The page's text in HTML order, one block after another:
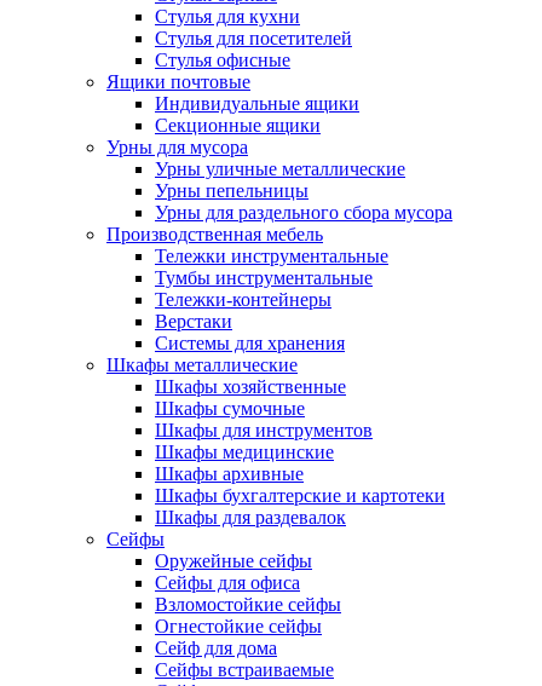
Стулья для кухни
Стулья для посетителей
Стулья офисные
Ящики почтовые
Индивидуальные ящики
Секционные ящики
Урны для мусора
Урны уличные металлические
Урны пепельницы
Урны для раздельного сбора мусора
Производственная мебель
Тележки инструментальные
Тумбы инструментальные
Тележки-контейнеры
Верстаки
Системы для хранения
Шкафы металлические
Шкафы хозяйственные
Шкафы сумочные
Шкафы для инструментов
Шкафы медицинские
Шкафы архивные
Шкафы бухгалтерские и картотеки
Шкафы для раздевалок
Сейфы
Оружейные сейфы
Сейфы для офиса
Взломостойкие сейфы
Огнестойкие сейфы
Cейф для дома
Сейфы встраиваемые